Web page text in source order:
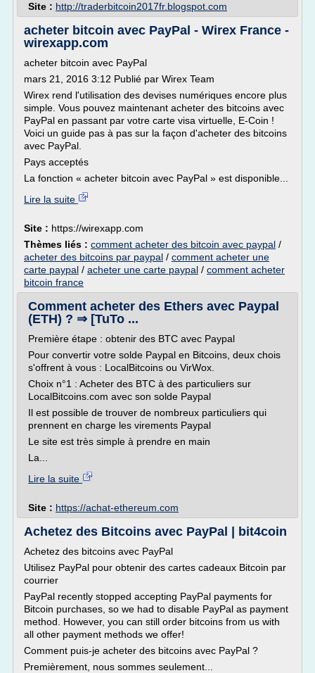
Site : http://traderbitcoin2017fr.blogspot.com
acheter bitcoin avec PayPal - Wirex France -
wirexapp.com
acheter bitcoin avec PayPal
mars 21, 2016 3:12 Publié par Wirex Team
Wirex rend l'utilisation des devises numériques encore plus
simple. Vous pouvez maintenant acheter des bitcoins avec
PayPal en passant par votre carte visa virtuelle, E-Coin !
Voici un guide pas à pas sur la façon d'acheter des bitcoins
avec PayPal.
Pays acceptés
La fonction « acheter bitcoin avec PayPal » est disponible...
Lire la suite
Site : https://wirexapp.com
Thèmes liés : comment acheter des bitcoin avec paypal /
acheter des bitcoins par paypal / comment acheter une
carte paypal / acheter une carte paypal / comment acheter
bitcoin france
Comment acheter des Ethers avec Paypal
(ETH) ? ⇒ [TuTo ...
Première étape : obtenir des BTC avec Paypal
Pour convertir votre solde Paypal en Bitcoins, deux chois
s'offrent à vous : LocalBitcoins ou VirWox.
Choix n°1 : Acheter des BTC à des particuliers sur
LocalBitcoins.com avec son solde Paypal
Il est possible de trouver de nombreux particuliers qui
prennent en charge les virements Paypal
Le site est très simple à prendre en main
La...
Lire la suite
Site : https://achat-ethereum.com
Achetez des Bitcoins avec PayPal | bit4coin
Achetez des bitcoins avec PayPal
Utilisez PayPal pour obtenir des cartes cadeaux Bitcoin par
courrier
PayPal recently stopped accepting PayPal payments for
Bitcoin purchases, so we had to disable PayPal as payment
method. However, you can still order bitcoins from us with
all other payment methods we offer!
Comment puis-je acheter des bitcoins avec PayPal ?
Premièrement, nous sommes seulement...